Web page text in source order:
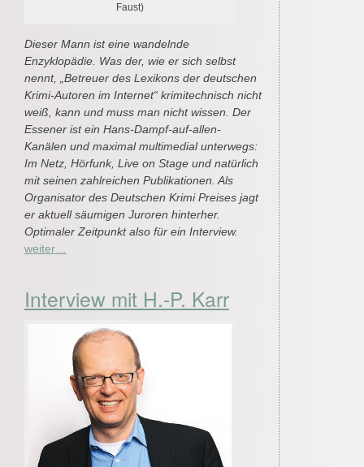
Faust)
Dieser Mann ist eine wandelnde
Enzyklopädie. Was der, wie er sich selbst
nennt, „Betreuer des Lexikons der deutschen
Krimi-Autoren im Internet“ krimitechnisch nicht
weiß, kann und muss man nicht wissen. Der
Essener ist ein Hans-Dampf-auf-allen-
Kanälen und maximal multimedial unterwegs:
Im Netz, Hörfunk, Live on Stage und natürlich
mit seinen zahlreichen Publikationen. Als
Organisator des Deutschen Krimi Preises jagt
er aktuell säumigen Juroren hinterher.
Optimaler Zeitpunkt also für ein Interview.
weiter…
Interview mit H.-P. Karr